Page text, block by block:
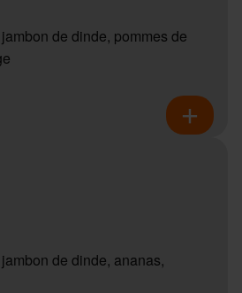
de dinde, pommes de
de dinde, ananas,